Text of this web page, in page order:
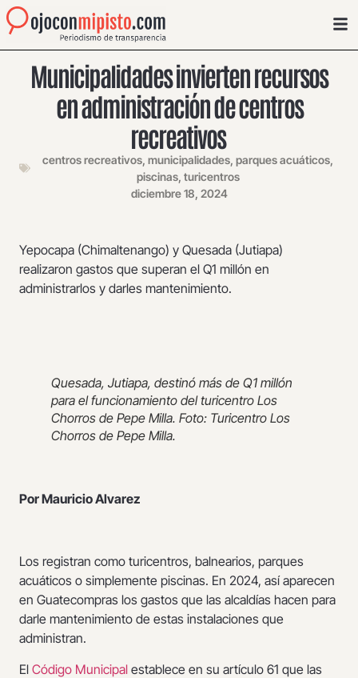
Municipalidades invierten recursos
en administración de centros
recreativos
centros recreativos, municipalidades, parques acuáticos,
piscinas, turicentros
diciembre 18, 2024
Yepocapa (Chimaltenango) y Quesada (Jutiapa)
realizaron gastos que superan el Q1 millón en
administrarlos y darles mantenimiento.
Quesada, Jutiapa, destinó más de Q1 millón
para el funcionamiento del turicentro Los
Chorros de Pepe Milla. Foto: Turicentro Los
Chorros de Pepe Milla.
Por Mauricio Alvarez
Los registran como turicentros, balnearios, parques
acuáticos o simplemente piscinas. En 2024, así aparecen
en Guatecompras los gastos que las alcaldías hacen para
darle mantenimiento de estas instalaciones que
administran.
El Código Municipal establece en su artículo 61 que las